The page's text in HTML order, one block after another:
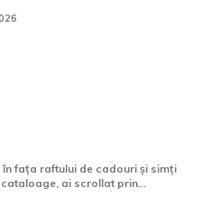
fața raftului de cadouri și simți
ai scrollat prin...